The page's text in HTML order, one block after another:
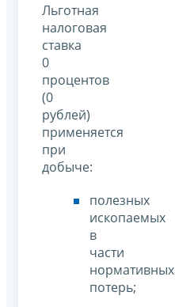
Льготная
налоговая
ставка
0
процентов
(0
рублей)
применяется
при
добыче:
полезных
ископаемых
в
части
нормативных
потерь;